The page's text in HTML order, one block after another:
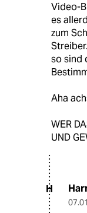
Video-
es
zum
so sind
Aha
WER
UND
H